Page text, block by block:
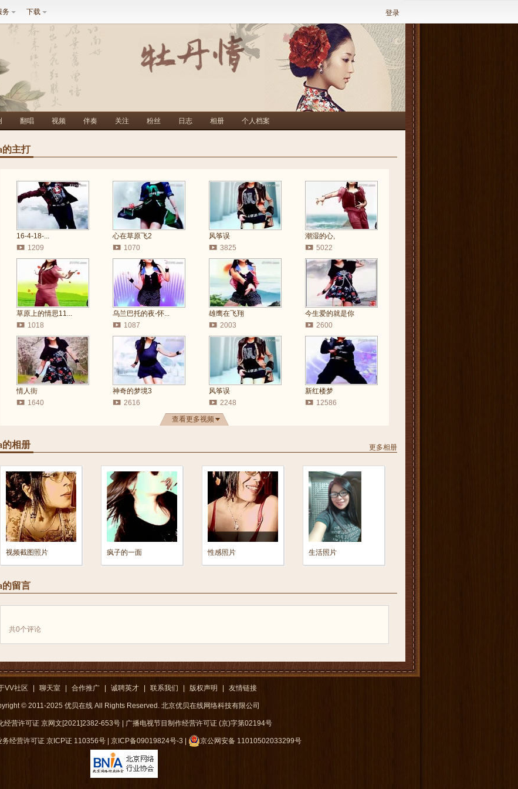
务 下载 登录
翻唱 视频 伴奏 关注 粉丝 日志 相册 个人档案
的主打
16-4-18-...
1209
心在草原飞2
1070
风筝误
3825
潮湿的心,
5022
草原上的情思11...
1018
乌兰巴托的夜-怀...
1087
雄鹰在飞翔
2003
今生爱的就是你
2600
情人街
1640
神奇的梦境3
2616
风筝误
2248
新红楼梦
12586
查看更多视频
的相册 更多相册
视频截图照片 疯子的一面 性感照片 生活照片
的留言
共0个评论
VV社区 聊天室 合作推广 诚聘英才 联系我们 版权声明 友情链接
© 2011-2025 优贝在线 All Rights Reserved. 北京优贝在线网络科技有限公司
经营许可证 京网文[2021]2382-653号| 广播电视节目制作经营许可证 (京)字第02194号
务经营许可证 京ICP证 110356号 京ICP备09019824号-3 京公网安备 11010502033299号